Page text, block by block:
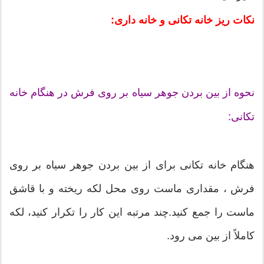
نکات ریز خانه تکانی و خانه داری:
نحوه از بین بردن جوهر سیاه بر روی فرش در هنگام خانه
تکانی:
هنگام خانه تکانی برای از بین بردن جوهر سیاه بر روی
فرش ، مقداری ماست روی محل لکه ریخته و با قاشق
ماست را جمع کنید.چند مرتبه این کار را تکرار کنید، لکه
کاملاً از بین می رود.